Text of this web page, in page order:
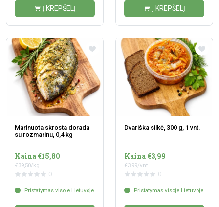
Į KREPŠELĮ Į KREPŠELĮ
Marinuota skrosta dorada
su rozmarinu, 0,4 kg
Kaina €15,80
€39,50/kg
0
Pristatymas visoje Lietuvoje
Dvariška silkė, 300 g, 1 vnt.
Kaina €3,99
€3,99/vnt.
0
Pristatymas visoje Lietuvoje